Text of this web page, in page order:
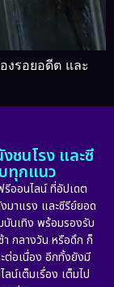
งรอยอดีต และ
ชนโรง และซี
ทุกแนว
ออนไลน์ ที่อัปเดต
มาแรง และซีรีย์ยอด
บันเทิง พร้อมรองรับ
า กลางวัน หรือดึก ก็
ต่อเนื่อง อีกทั้งยังมี
น์เต็มเรื่อง เต็มไป